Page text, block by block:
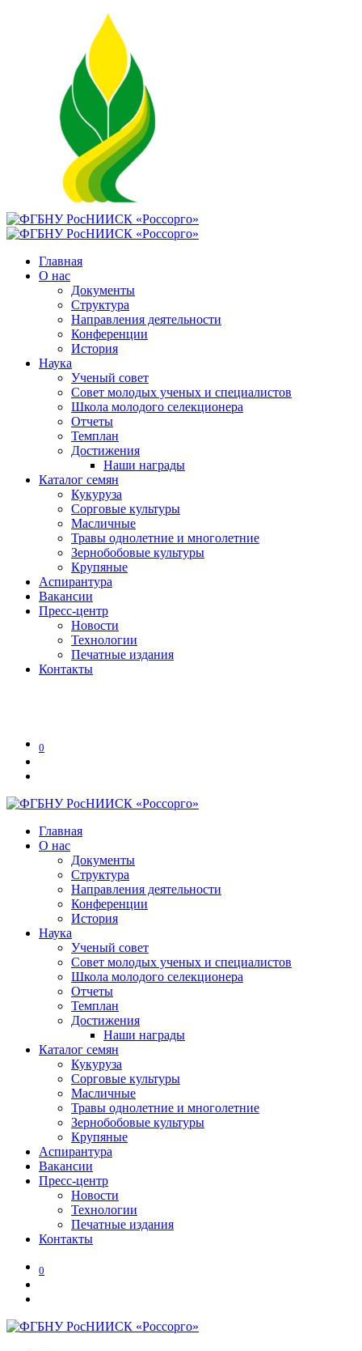
Главная
О нас
Документы
Структура
Направления деятельности
Конференции
История
Наука
Ученый совет
Совет молодых ученых и специалистов
Школа молодого селекционера
Отчеты
Темплан
Достижения
Наши награды
Каталог семян
Кукуруза
Сорговые культуры
Масличные
Травы однолетние и многолетние
Зернобобовые культуры
Крупяные
Аспирантура
Вакансии
Пресс-центр
Новости
Технологии
Печатные издания
Контакты
0
Главная
О нас
Документы
Структура
Направления деятельности
Конференции
История
Наука
Ученый совет
Совет молодых ученых и специалистов
Школа молодого селекционера
Отчеты
Темплан
Достижения
Наши награды
Каталог семян
Кукуруза
Сорговые культуры
Масличные
Травы однолетние и многолетние
Зернобобовые культуры
Крупяные
Аспирантура
Вакансии
Пресс-центр
Новости
Технологии
Печатные издания
Контакты
0